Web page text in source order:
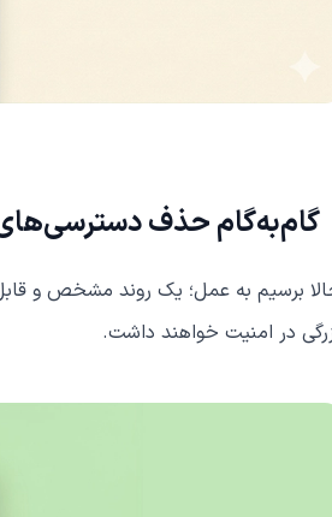
گام‌به‌گام حذف دسترسی‌های
برسیم به عمل؛ یک روند مشخص و قابل
در امنیت خواهند داشت.